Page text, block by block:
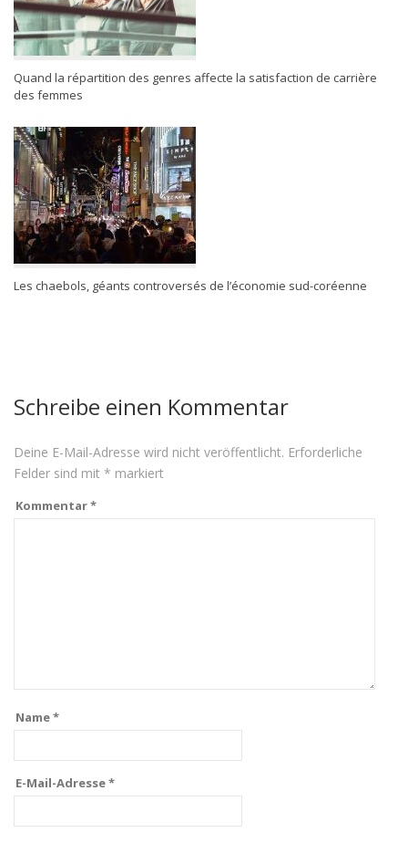
Quand la répartition des genres affecte la satisfaction de carrière
des femmes
Les chaebols, géants controversés de l’économie sud-coréenne
Schreibe einen Kommentar
Deine E-Mail-Adresse wird nicht veröffentlicht. Erforderliche
Felder sind mit * markiert
Kommentar*
Name*
E-Mail-Adresse*